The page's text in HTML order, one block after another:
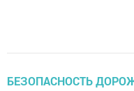
БЕЗОПАСНОСТЬ